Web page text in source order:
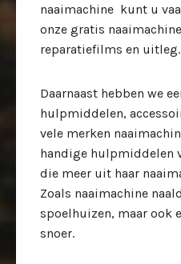
naaimachine kunt u
onze gratis
reparatiefilms en uitleg.
Daarnaast hebben we
hulpmiddelen,
vele merken
handige hulpmiddelen
die meer uit haar
Zoals naaimachine
spoelhuizen, maar ook
snoer.